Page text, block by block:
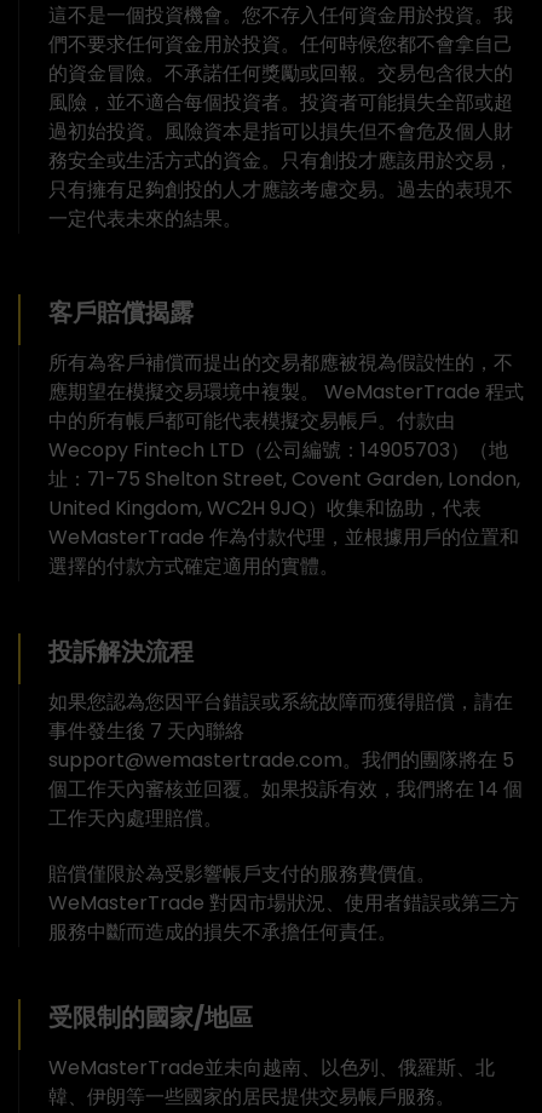
這不是一個投資機會。您不存入任何資金用於投資。我
們不要求任何資金用於投資。任何時候您都不會拿自己
的資金冒險。不承諾任何獎勵或回報。交易包含很大的
風險，並不適合每個投資者。投資者可能損失全部或超
過初始投資。風險資本是指可以損失但不會危及個人財
務安全或生活方式的資金。只有創投才應該用於交易，
只有擁有足夠創投的人才應該考慮交易。過去的表現不
一定代表未來的結果。
客戶賠償揭露
所有為客戶補償而提出的交易都應被視為假設性的，不
應期望在模擬交易環境中複製。 WeMasterTrade 程式
中的所有帳戶都可能代表模擬交易帳戶。付款由
Wecopy Fintech LTD（公司編號：14905703）（地
址：71-75 Shelton Street, Covent Garden, London,
United Kingdom, WC2H 9JQ）收集和協助，代表
WeMasterTrade 作為付款代理，並根據用戶的位置和
選擇的付款方式確定適用的實體。
投訴解決流程
如果您認為您因平台錯誤或系統故障而獲得賠償，請在
事件發生後 7 天內聯絡
support@wemastertrade.com。我們的團隊將在 5
個工作天內審核並回覆。如果投訴有效，我們將在 14 個
工作天內處理賠償。
賠償僅限於為受影響帳戶支付的服務費價值。
WeMasterTrade 對因市場狀況、使用者錯誤或第三方
服務中斷而造成的損失不承擔任何責任。
受限制的國家/地區
WeMasterTrade並未向越南、以色列、俄羅斯、北
韓、伊朗等一些國家的居民提供交易帳戶服務。